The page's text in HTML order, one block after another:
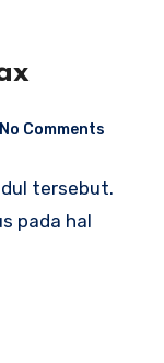
No Comments
tersebut.
pada hal